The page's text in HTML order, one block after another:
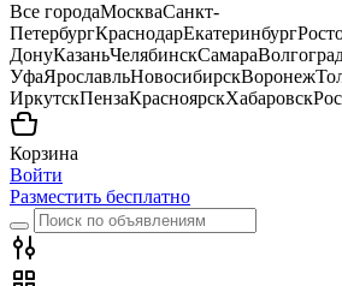
Все городаМоскваСанкт-
ПетербургКраснодарЕкатеринбург
ДонуКазаньЧелябинскСамара
УфаЯрославльНовосибирскВоронеж
ИркутскПензаКрасноярскХабаровск
Корзина
Войти
Разместить бесплатно